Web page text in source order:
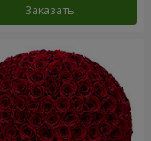
Заказать